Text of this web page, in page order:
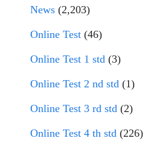
News (2,203)
Online Test (46)
Online Test 1 std (3)
Online Test 2 nd std (1)
Online Test 3 rd std (2)
Online Test 4 th std (226)